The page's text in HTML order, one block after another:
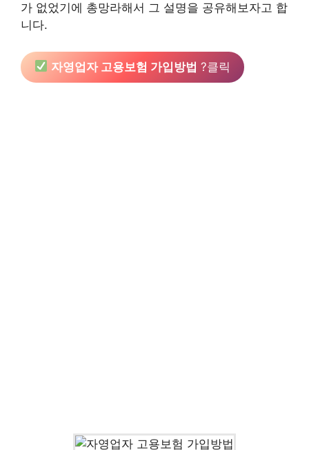
가 없었기에 총망라해서 그 설명을 공유해보자고 합
니다.
자영업자 고용보험 가입방법 ?클릭